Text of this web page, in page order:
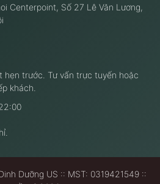
Centerpoint, Số 27 Lê Văn Lương,
hẹn trước. Tư vấn trực tuyến hoặc
khách.
Dưỡng US :: MST: 0319421549 ::